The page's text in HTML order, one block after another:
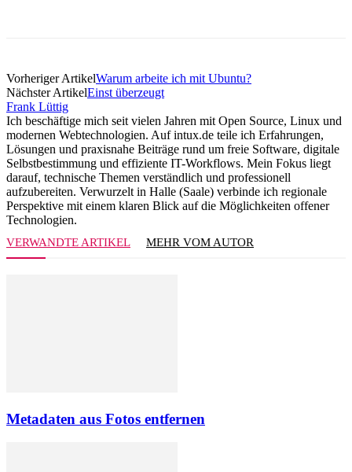
Vorheriger ArtikelWarum arbeite ich mit Ubuntu?
Nächster ArtikelEinst überzeugt
Frank Lüttig
Ich beschäftige mich seit vielen Jahren mit Open Source, Linux und
modernen Webtechnologien. Auf intux.de teile ich Erfahrungen,
Lösungen und praxisnahe Beiträge rund um freie Software, digitale
Selbstbestimmung und effiziente IT-Workflows. Mein Fokus liegt
darauf, technische Themen verständlich und professionell
aufzubereiten. Verwurzelt in Halle (Saale) verbinde ich regionale
Perspektive mit einem klaren Blick auf die Möglichkeiten offener
Technologien.
VERWANDTE ARTIKEL MEHR VOM AUTOR
Metadaten aus Fotos entfernen